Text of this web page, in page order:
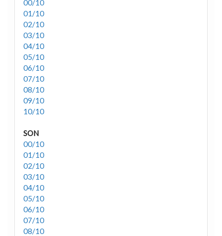
00/10
01/10
02/10
03/10
04/10
05/10
06/10
07/10
08/10
09/10
10/10
SON
00/10
01/10
02/10
03/10
04/10
05/10
06/10
07/10
08/10